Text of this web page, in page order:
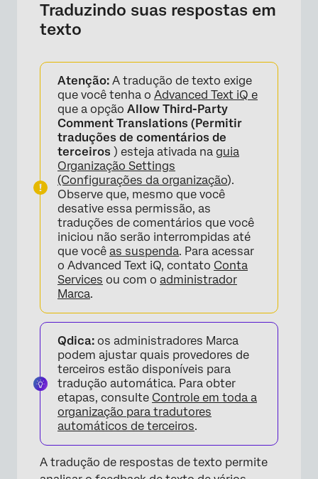
Traduzindo suas respostas em
texto
Atenção: A tradução de texto exige
que você tenha o Advanced Text iQ e
que a opção Allow Third-Party
Comment Translations (Permitir
traduções de comentários de
terceiros ) esteja ativada na guia
Organização Settings
(Configurações da organização).
Observe que, mesmo que você
desative essa permissão, as
traduções de comentários que você
iniciou não serão interrompidas até
que você as suspenda. Para acessar
o Advanced Text iQ, contato Conta
Services ou com o administrador
Marca.
Qdica: os administradores Marca
podem ajustar quais provedores de
terceiros estão disponíveis para
tradução automática. Para obter
etapas, consulte Controle em toda a
organização para tradutores
automáticos de terceiros.
A tradução de respostas de texto permite